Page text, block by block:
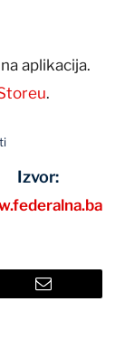
aplikacija.
.
Izvor:
Email